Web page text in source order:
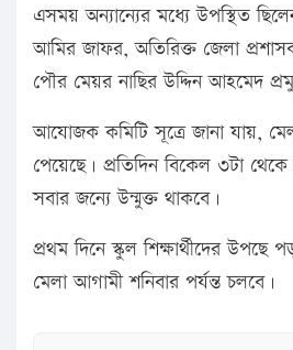
এসময় অন্যান্যের মধ্যে উপস্থিত
আমির জাফর, অতিরিক্ত জেলা
পৌর মেয়র নাছির উদ্দিন আহমেদ
আযোজক কমিটি সূত্রে জানা যায়,
পেয়েছে। প্রতিদিন বিকেল ৩টা থেকে
সবার জন্যে উন্মুক্ত থাকবে।
প্রথম দিনে স্কুল শিক্ষার্থীদের উপছে
মেলা আগামী শনিবার পর্যন্ত চলবে।